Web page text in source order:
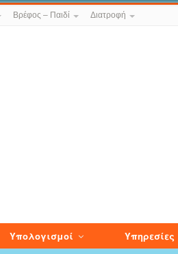
Βρέφος – Παιδί Διατροφή
Υπολογισμοί Υπηρεσίες